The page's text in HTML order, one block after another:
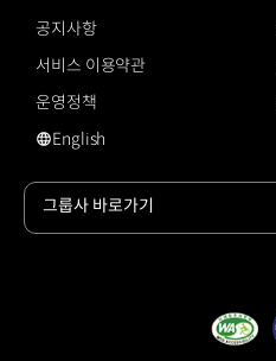
공지사항
서비스 이용약관
운영정책
#모터스포츠
English
그룹사 바로가기